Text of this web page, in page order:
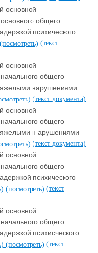
основной
общего
психического
(посмотреть) (текст
основной
общего
нарушениями
(текст документа)
основной
общего
н арушениями
(текст документа)
основной
общего
психического
(посмотреть) (текст
основной
общего
психисческого
(посмотреть) (текст